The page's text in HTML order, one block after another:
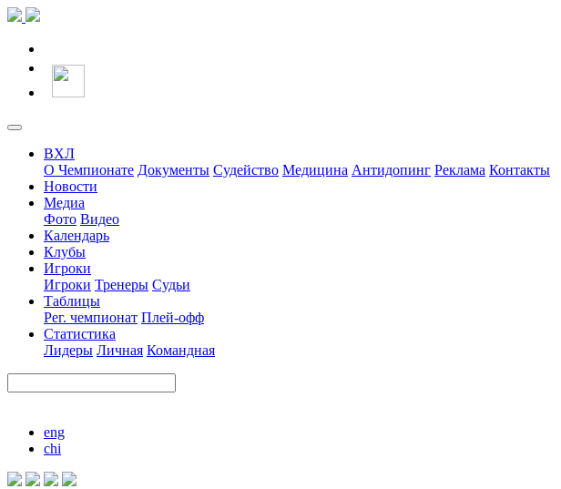
ВХЛ
О Чемпионате Документы Судейство Медицина Антидопинг Реклама Контакты
Новости
Медиа
Фото Видео
Календарь
Клубы
Игроки
Игроки Тренеры Судьи
Таблицы
Рег. чемпионат Плей-офф
Статистика
Лидеры Личная Командная
eng
chi